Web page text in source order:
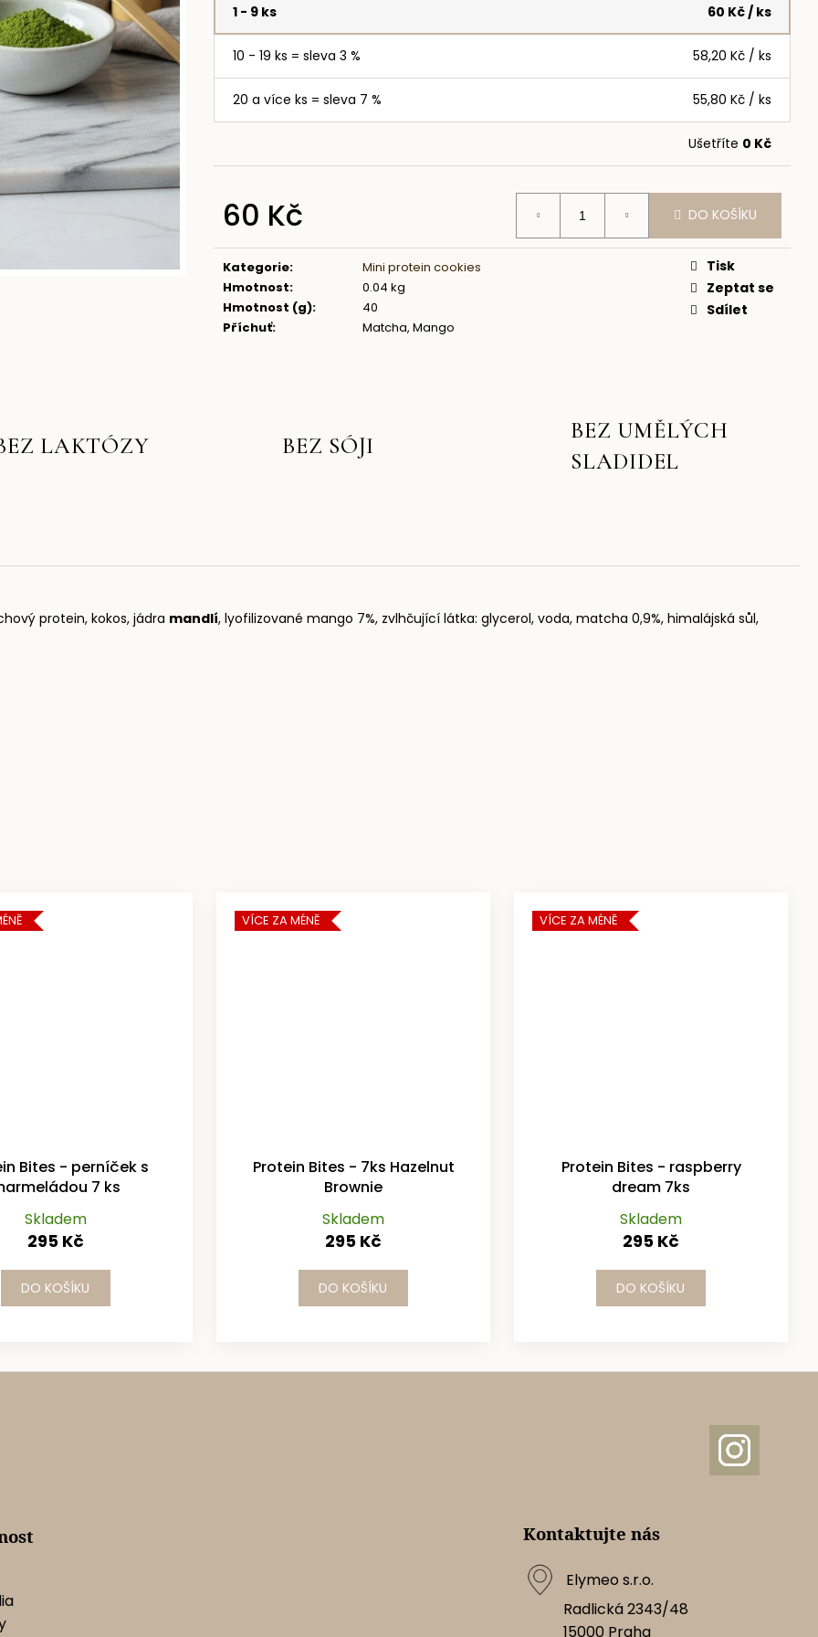
1 - 9 ks 60 Kč / ks
10 - 19 ks = sleva 3 % 58,20 Kč / ks
20 a více ks = sleva 7 % 55,80 Kč / ks
Ušetříte 0 Kč
60 Kč
cena:
DO KOŠÍKU
Kategorie:
Mini protein cookies
Hmotnost:
0.04 kg
Hmotnost (g):
40
Příchuť: Matcha, Mango
Tisk
Zeptat se
Sdílet
LAKTÓZY BEZ SÓJI
BEZ UMĚLÝCH
SLADIDEL
protein, kokos, jádra mandlí, lyofilizované mango 7%, zvlhčující látka: glycerol, voda, matcha 0,9%, himalájská sůl,
Bites - perníček s
7 ks
Skladem
295 Kč
DO KOŠÍKU
VÍCE ZA MÉNĚ
Protein Bites - 7ks Hazelnut
Brownie
Skladem
295 Kč
DO KOŠÍKU
VÍCE ZA MÉNĚ
Protein Bites - raspberry
dream 7ks
Skladem
295 Kč
DO KOŠÍKU
Kontaktujte nás
Elymeo s.r.o.
Radlická 2343/48
15000 Praha